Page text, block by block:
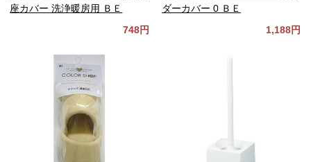
座カバー 洗浄暖房用 ＢＥ
748円
ダーカバー 0 ＢＥ
1,188円